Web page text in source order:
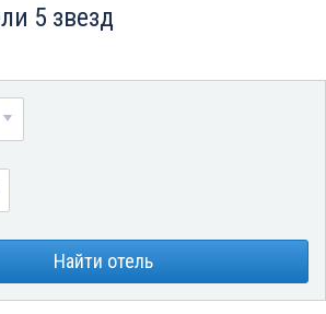
5 звезд
Найти отель